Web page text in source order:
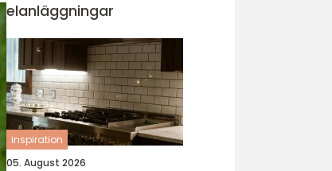
elanläggningar
inspiration
05. August 2026